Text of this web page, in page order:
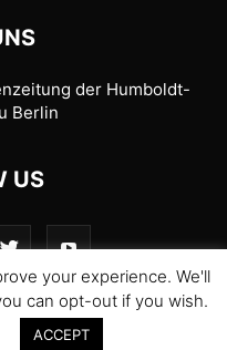
der Humboldt-
Berlin
US
your experience. We'll
can opt-out if you wish.
ACCEPT